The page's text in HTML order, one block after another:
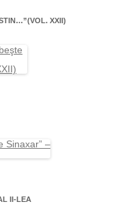
XXII)
II-LEA